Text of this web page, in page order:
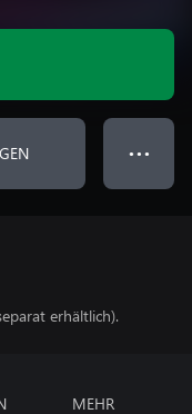
● ● ●
erhältlich).
MEHR